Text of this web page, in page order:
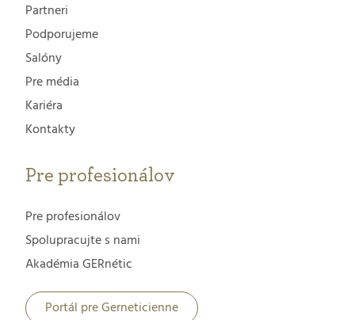
Partneri
Podporujeme
Salóny
Pre média
Kariéra
Kontakty
Pre profesionálov
Pre profesionálov
Spolupracujte s nami
Akadémia GERnétic
Portál pre Gerneticienne